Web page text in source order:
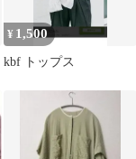
¥ 1,500
kbf トップス